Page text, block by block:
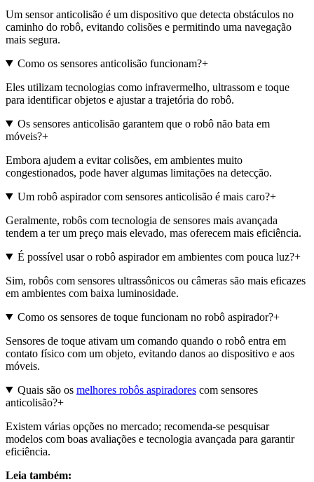
Um sensor anticolisão é um dispositivo que detecta obstáculos no
caminho do robô, evitando colisões e permitindo uma navegação
mais segura.
Como os sensores anticolisão funcionam?+
Eles utilizam tecnologias como infravermelho, ultrassom e toque
para identificar objetos e ajustar a trajetória do robô.
Os sensores anticolisão garantem que o robô não bata em
móveis?+
Embora ajudem a evitar colisões, em ambientes muito
congestionados, pode haver algumas limitações na detecção.
Um robô aspirador com sensores anticolisão é mais caro?+
Geralmente, robôs com tecnologia de sensores mais avançada
tendem a ter um preço mais elevado, mas oferecem mais eficiência.
É possível usar o robô aspirador em ambientes com pouca luz?+
Sim, robôs com sensores ultrassônicos ou câmeras são mais eficazes
em ambientes com baixa luminosidade.
Como os sensores de toque funcionam no robô aspirador?+
Sensores de toque ativam um comando quando o robô entra em
contato físico com um objeto, evitando danos ao dispositivo e aos
móveis.
Quais são os melhores robôs aspiradorescom sensores
anticolisão?+
Existem várias opções no mercado; recomenda-se pesquisar
modelos com boas avaliações e tecnologia avançada para garantir
eficiência.
Leia também: